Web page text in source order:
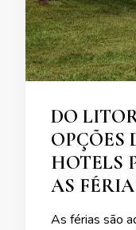
DO
OPÇÕES
HOTELS
AS
As férias são